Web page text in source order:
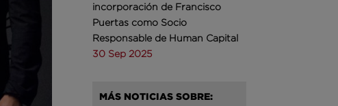
incorporación de Francisco
Puertas como Socio
Responsable de Human Capital
30 Sep 2025
MÁS NOTICIAS SOBRE: